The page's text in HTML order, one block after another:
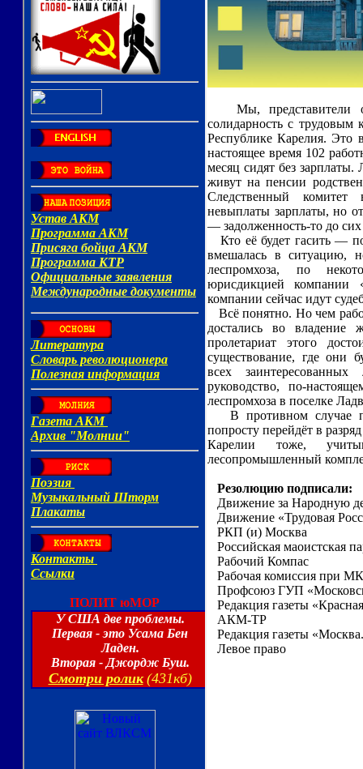
Мы, представители
солидарность с трудовым
Республике Карелия. Это
настоящее время 102
месяц сидят без
живут на пенсии
Следственный
невыплаты зарплаты, но
— задолженность-то до
Кто её будет гасить —
вмешалась в ситуацию,
леспромхоза, по
юрисдикцией компании
компании сейчас идут
Всё понятно. Но чем
достались во владение
пролетариат этого
существование, где они
всех
руководство, по-
леспромхоза в поселке
В противном случае
попросту перейдёт в
Карелии тоже,
лесопромышленный
Резолюцию подписали:
Движение за Народную
Движение «Трудовая
РКП (и) Москва
Российская маоистская
Рабочий Компас
Рабочая комиссия при
Профсоюз ГУП
Редакция газеты
АКМ-ТР
Редакция газеты
Левое право